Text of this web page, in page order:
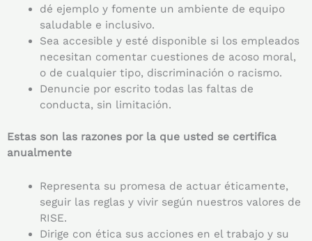
dé ejemplo y fomente un ambiente de equipo
saludable e inclusivo.
Sea accesible y esté disponible si los empleados
necesitan comentar cuestiones de acoso moral,
o de cualquier tipo, discriminación o racismo.
Denuncie por escrito todas las faltas de
conducta, sin limitación.
Estas son las razones por la que usted se certifica
anualmente
Representa su promesa de actuar éticamente,
seguir las reglas y vivir según nuestros valores de
RISE.
Dirige con ética sus acciones en el trabajo y su